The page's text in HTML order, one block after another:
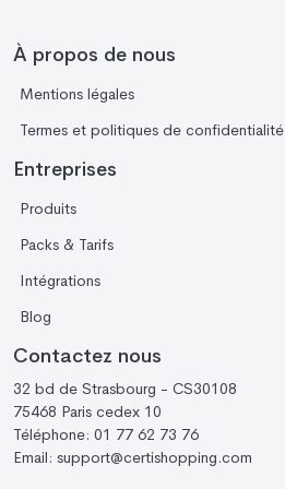
À propos de nous
Mentions légales
Termes et politiques de confidentialité
Entreprises
Produits
Packs & Tarifs
Intégrations
Blog
Contactez nous
32 bd de Strasbourg - CS30108
75468 Paris cedex 10
Téléphone: 01 77 62 73 76
Email: support@certishopping.com